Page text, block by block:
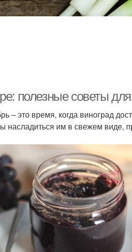
полезные советы
это время, когда виноград
насладиться им в свежем виде,